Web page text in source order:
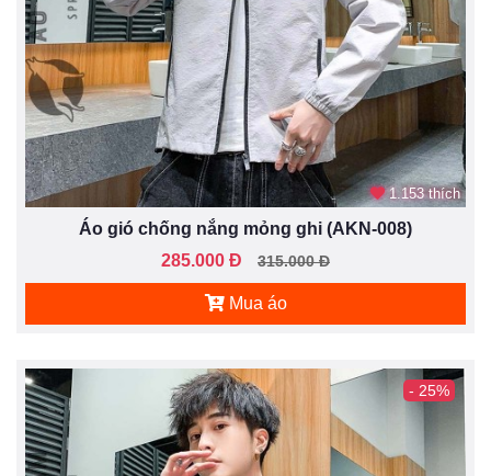
1.153 thích
Áo gió chống nắng mỏng ghi (AKN-008)
285.000 Đ
315.000 Đ
Mua áo
- 25%